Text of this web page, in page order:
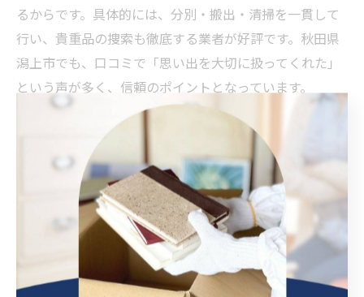
るからです。具体的には、分別・搬出・清掃を一貫して
行い、貴重品の捜索も徹底する業者が好評です。秋田県
潟上市でも、口コミで「思い出を大切に扱ってくれた」
という声が多く、信頼のポイントとなっています。
信頼感重視の遺品整理サービス活用術
信頼感を重視する遺品整理サービスの活用術として、ま
ず口コミを活用し、複数業者を比較検討することが大切
です。理由は、実際の利用者の体験談がサービスの質を
客観的に示すからです。例えば、見積もり時に細かく質
問し、対応の丁寧さや説明力を確認する方法がありま
す。秋田県潟上市では、遺品整理士認定協会のお墨付き